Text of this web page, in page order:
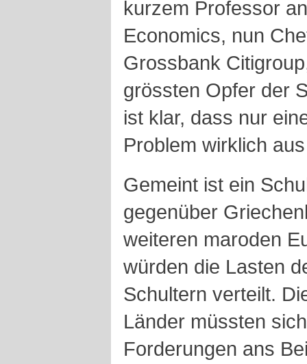
kurzem Professor
Economics, nun
Grossbank
grössten Opfer der
ist klar, dass nur
Problem wirklich
Gemeint ist ein
gegenüber
weiteren maroden
würden die Lasten
Schultern verteilt.
Länder müssten
Forderungen ans